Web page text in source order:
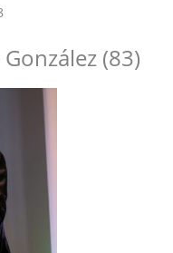
(83)